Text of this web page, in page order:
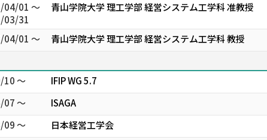
04/01 ～
03/31
青山学院大学 理工学部 経営システム工学科 准教授
04/01 ～
青山学院大学 理工学部 経営システム工学科 教授
10 ～
IFIP WG 5.7
07 ～
ISAGA
09 ～
日本経営工学会